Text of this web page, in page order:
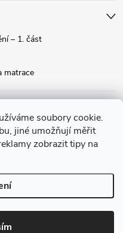
soubory cookie.
jiné umožňují měřit
zobrazit tipy na
– 1. část
matrace
práva vyhrazena.Upravit